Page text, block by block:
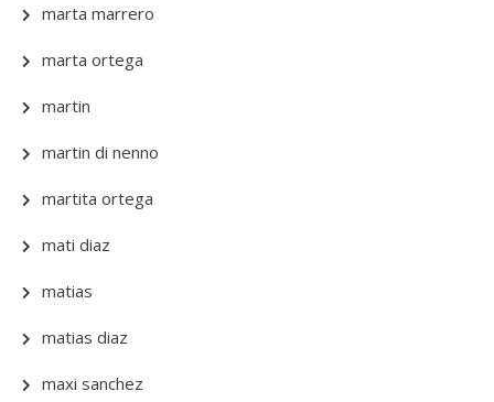
marta marrero
marta ortega
martin
martin di nenno
martita ortega
mati diaz
matias
matias diaz
maxi sanchez